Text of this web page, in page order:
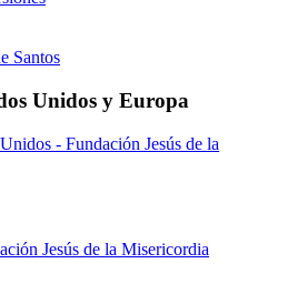
Santos
Unidos y Europa